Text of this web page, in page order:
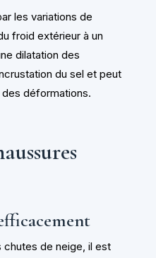
les variations de
froid extérieur à un
dilatation des
du sel et peut
déformations.
chutes de neige, il est